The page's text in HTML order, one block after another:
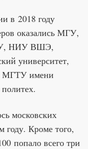
в 2018 году
оказались МГУ,
НИУ ВШЭ,
университет,
МГТУ имени
политех.
московских
году. Кроме того,
попало всего три